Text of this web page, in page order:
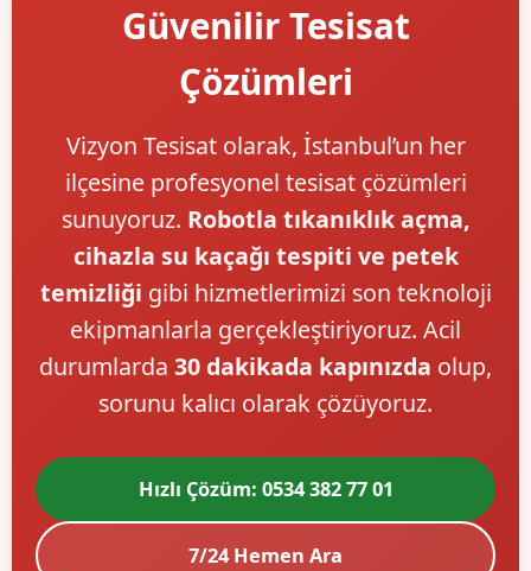
Güvenilir Tesisat
Çözümleri
Vizyon Tesisat olarak, İstanbul’un her
ilçesine profesyonel tesisat çözümleri
sunuyoruz. Robotla tıkanıklık açma,
cihazla su kaçağı tespiti ve petek
temizliği gibi hizmetlerimizi son teknoloji
ekipmanlarla gerçekleştiriyoruz. Acil
durumlarda 30 dakikada kapınızda olup,
sorunu kalıcı olarak çözüyoruz.
Hızlı Çözüm: 0534 382 77 01
7/24 Hemen Ara